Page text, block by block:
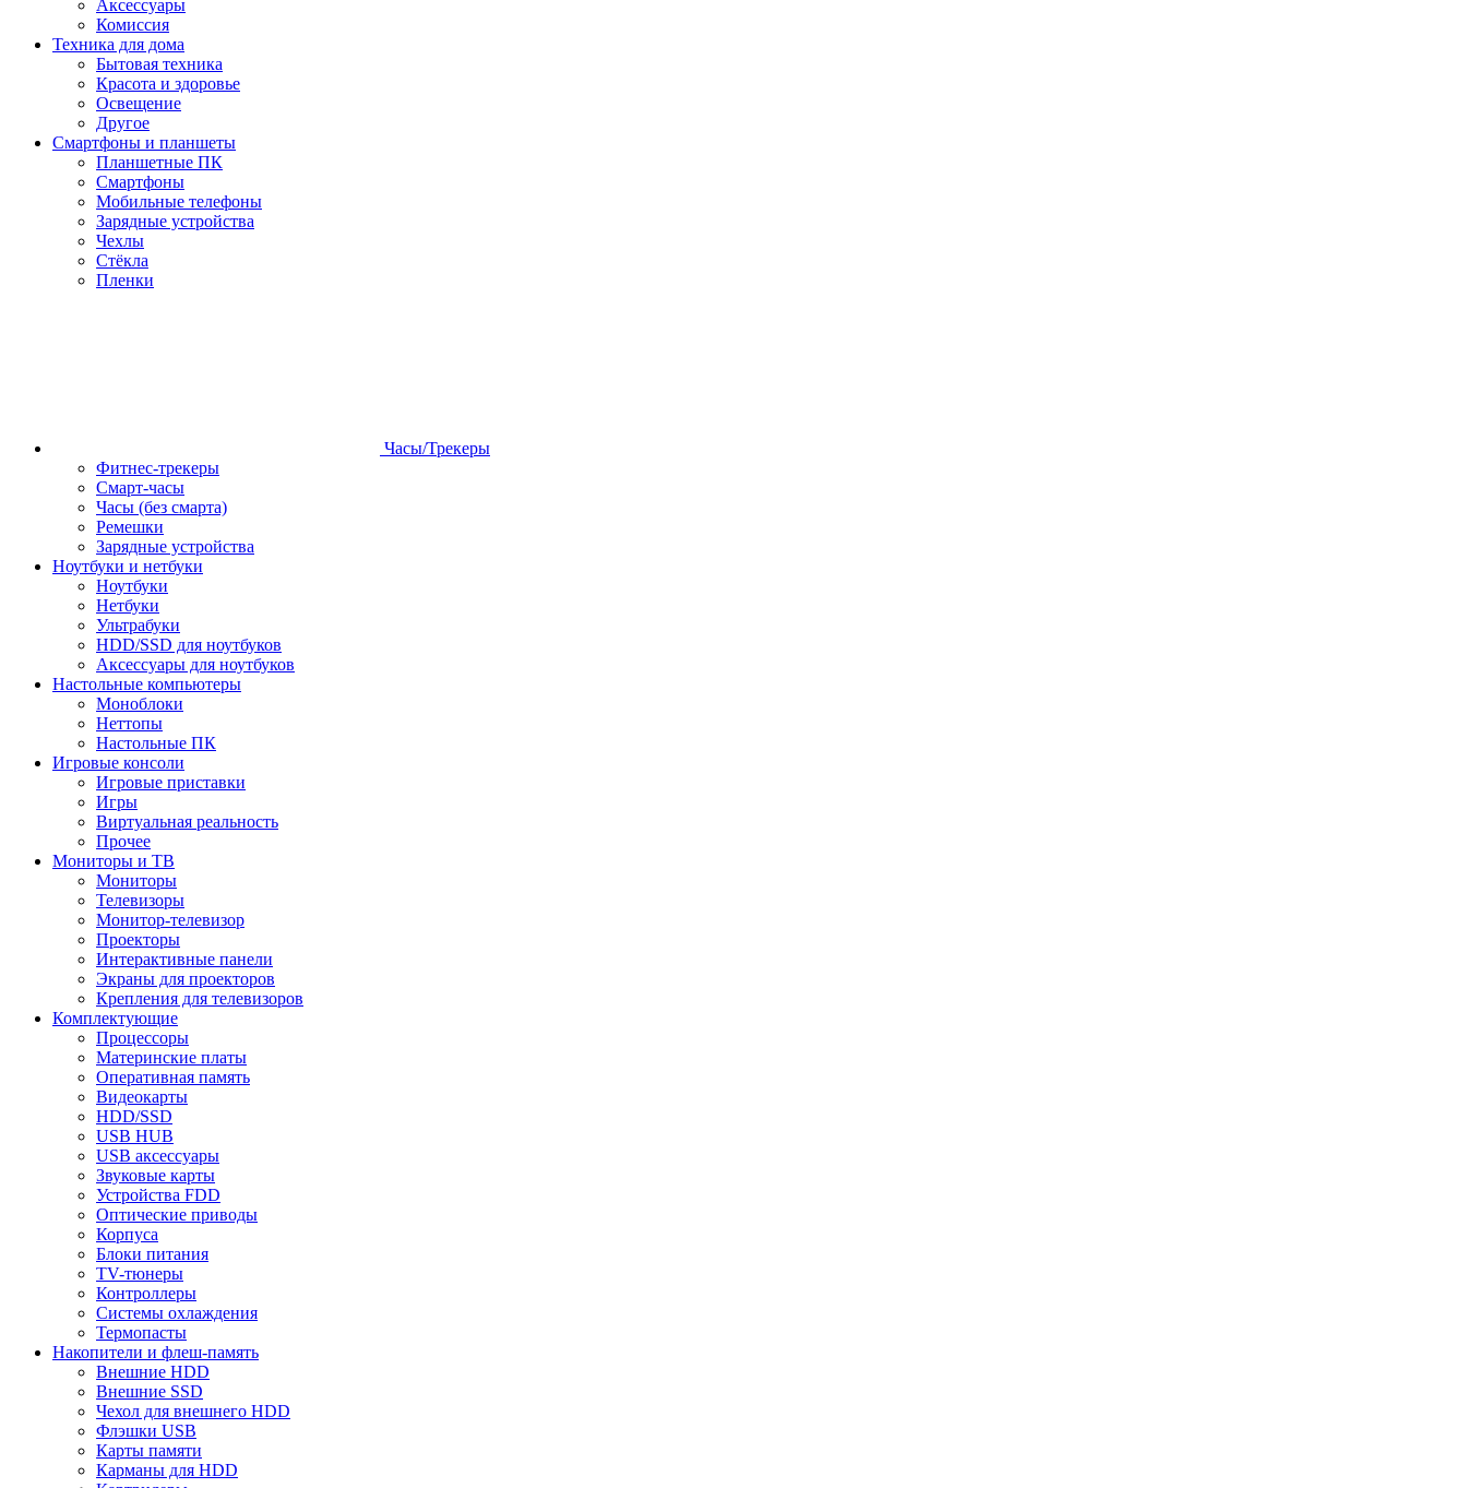
Аксессуары
Комиссия
Техника для дома
Бытовая техника
Красота и здоровье
Освещение
Другое
Смартфоны и планшеты
Планшетные ПК
Смартфоны
Мобильные телефоны
Зарядные устройства
Чехлы
Стёкла
Пленки
Часы/Трекеры
Фитнес-трекеры
Смарт-часы
Часы (без смарта)
Ремешки
Зарядные устройства
Ноутбуки и нетбуки
Ноутбуки
Нетбуки
Ультрабуки
HDD/SSD для ноутбуков
Аксессуары для ноутбуков
Настольные компьютеры
Моноблоки
Неттопы
Настольные ПК
Игровые консоли
Игровые приставки
Игры
Виртуальная реальность
Прочее
Мониторы и ТВ
Мониторы
Телевизоры
Монитор-телевизор
Проекторы
Интерактивные панели
Экраны для проекторов
Крепления для телевизоров
Комплектующие
Процессоры
Материнские платы
Оперативная память
Видеокарты
HDD/SSD
USB HUB
USB аксессуары
Звуковые карты
Устройства FDD
Оптические приводы
Корпуса
Блоки питания
TV-тюнеры
Контроллеры
Системы охлаждения
Термопасты
Накопители и флеш-память
Внешние HDD
Внешние SSD
Чехол для внешнего HDD
Флэшки USB
Карты памяти
Карманы для HDD